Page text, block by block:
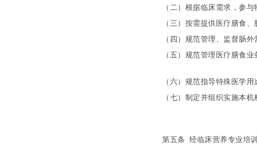
（二）根据临床需求，参
（三）按需提供医疗膳食
（四）规范管理、监督肠外
（五）规范管理医疗膳食业
（六）规范指导特殊医学用
（七）制定并组织实施本
第五条 经临床营养专业培